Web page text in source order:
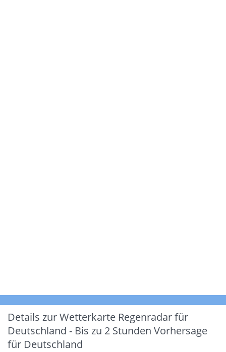
Details zur Wetterkarte Regenradar für
Deutschland - Bis zu 2 Stunden Vorhersage
für Deutschland